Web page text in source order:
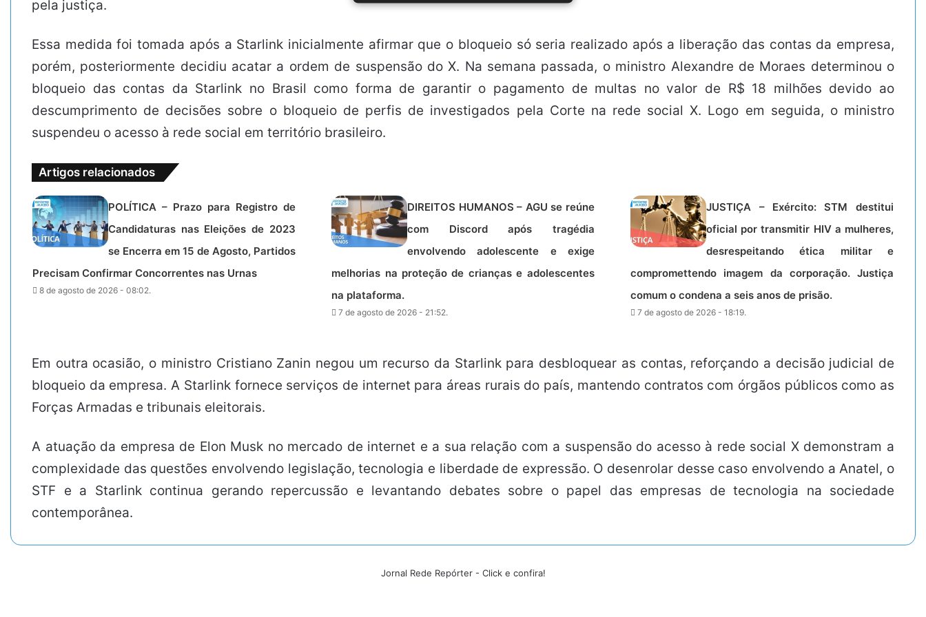
pela justiça.
Essa medida foi tomada após a Starlink inicialmente afirmar que o bloqueio só seria realizado após a liberação das contas da empresa,
porém, posteriormente decidiu acatar a ordem de suspensão do X. Na semana passada, o ministro Alexandre de Moraes determinou o
bloqueio das contas da Starlink no Brasil como forma de garantir o pagamento de multas no valor de R$ 18 milhões devido ao
descumprimento de decisões sobre o bloqueio de perfis de investigados pela Corte na rede social X. Logo em seguida, o ministro
suspendeu o acesso à rede social em território brasileiro.
Artigos relacionados
POLÍTICA – Prazo para Registro de
Candidaturas nas Eleições de 2023
se Encerra em 15 de Agosto, Partidos
Precisam Confirmar Concorrentes nas Urnas
8 de agosto de 2026 - 08:02.
DIREITOS HUMANOS – AGU se reúne
com Discord após tragédia
envolvendo adolescente e exige
melhorias na proteção de crianças e adolescentes
na plataforma.
7 de agosto de 2026 - 21:52.
JUSTIÇA – Exército: STM destitui
oficial por transmitir HIV a mulheres,
desrespeitando ética militar e
compromettendo imagem da corporação. Justiça
comum o condena a seis anos de prisão.
7 de agosto de 2026 - 18:19.
Em outra ocasião, o ministro Cristiano Zanin negou um recurso da Starlink para desbloquear as contas, reforçando a decisão judicial de
bloqueio da empresa. A Starlink fornece serviços de internet para áreas rurais do país, mantendo contratos com órgãos públicos como as
Forças Armadas e tribunais eleitorais.
A atuação da empresa de Elon Musk no mercado de internet e a sua relação com a suspensão do acesso à rede social X demonstram a
complexidade das questões envolvendo legislação, tecnologia e liberdade de expressão. O desenrolar desse caso envolvendo a Anatel, o
STF e a Starlink continua gerando repercussão e levantando debates sobre o papel das empresas de tecnologia na sociedade
contemporânea.
Jornal Rede Repórter - Click e confira!